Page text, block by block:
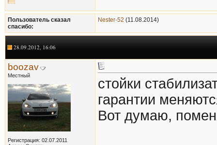
Пользователь сказал
cпасибо:
Nester-52 (11.08.2014)
28.09.2012, 16:06
boozav
Местный
Регистрация: 02.07.2011
стойки
гарантии
Вот думаю,